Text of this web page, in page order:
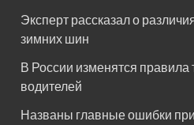
Эксперт рассказал о
зимних шин
В России изменятся правила
водителей
Названы главные ошибки